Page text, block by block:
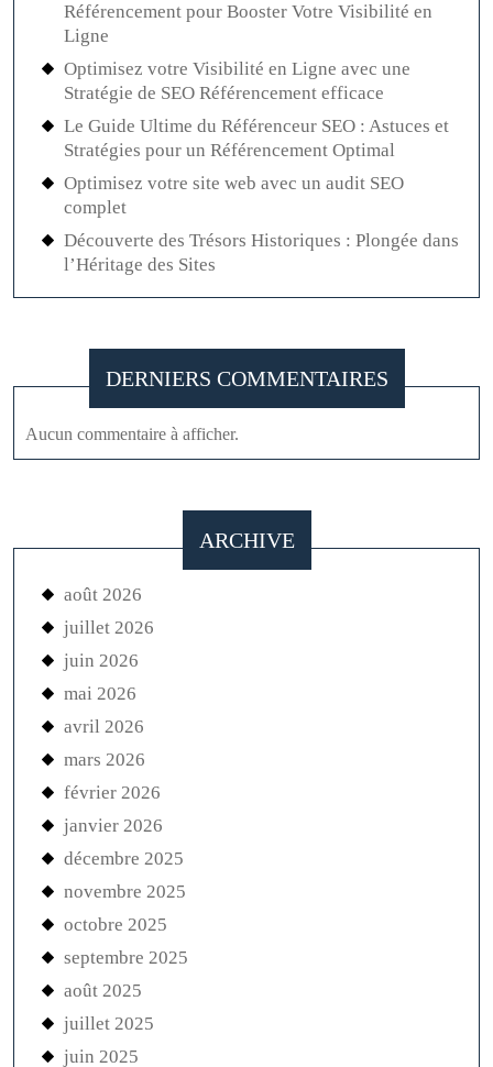
Référencement pour Booster Votre Visibilité en
Ligne
Optimisez votre Visibilité en Ligne avec une
Stratégie de SEO Référencement efficace
Le Guide Ultime du Référenceur SEO : Astuces et
Stratégies pour un Référencement Optimal
Optimisez votre site web avec un audit SEO
complet
Découverte des Trésors Historiques : Plongée dans
l’Héritage des Sites
DERNIERS COMMENTAIRES
Aucun commentaire à afficher.
ARCHIVE
août 2026
juillet 2026
juin 2026
mai 2026
avril 2026
mars 2026
février 2026
janvier 2026
décembre 2025
novembre 2025
octobre 2025
septembre 2025
août 2025
juillet 2025
juin 2025